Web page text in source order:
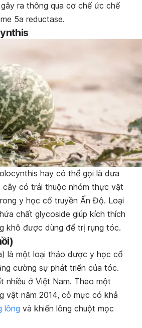
gây ra thông qua cơ chế ức chế
5a reductase.
hay có thể gọi là dưa
cây có trái thuộc nhóm thực vật
y học cổ truyền Ấn Độ. Loại
chất glycoside giúp kích thích
khô được dùng để trị rụng tóc.
là một loại thảo dược y học cổ
cường sự phát triển của tóc.
nhiều ở Việt Nam. Theo một
vật năm 2014, cỏ mực có khả
lông và khiến lông chuột mọc